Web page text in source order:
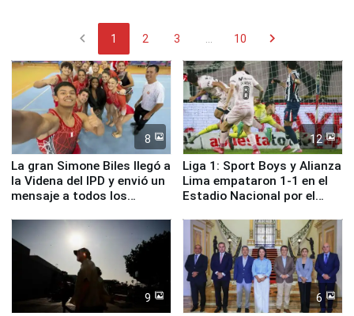
chevron_left 1 2 3 10 chevron_right
8
La gran Simone Biles llegó a
la Videna del IPD y envió un
mensaje a todos los
12
Liga 1: Sport Boys y Alianza
Lima empataron 1-1 en el
Estadio Nacional por el
9 6